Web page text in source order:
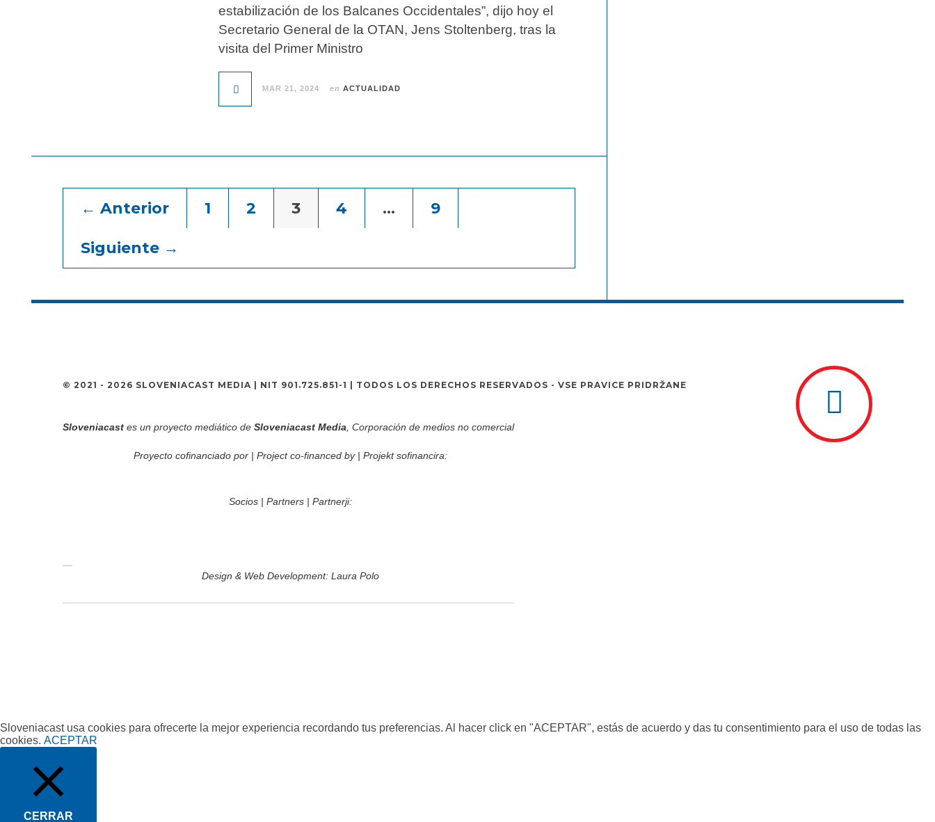
estabilización de los Balcanes Occidentales”, dijo hoy el
Secretario General de la OTAN, Jens Stoltenberg, tras la
visita del Primer Ministro
MAR 21, 2024 en ACTUALIDAD
← Anterior 1 2 3 4 … 9
Siguiente →
© 2021 - 2026 SLOVENIACAST MEDIA | NIT 901.725.851-1 | TODOS LOS DERECHOS RESERVADOS - VSE PRAVICE PRIDRŽANE
Sloveniacast es un proyecto mediático de Sloveniacast Media , Corporación de medios no comercial
Proyecto cofinanciado por | Project co-financed by | Projekt sofinancira:
Socios | Partners | Partnerji:
—
Design & Web Development: Laura Polo
Sloveniacast usa cookies para ofrecerte la mejor experiencia recordando tus preferencias. Al hacer click en "ACEPTAR", estás de acuerdo y das tu consentimiento para el uso de todas las
cookies. ACEPTAR
CERRAR